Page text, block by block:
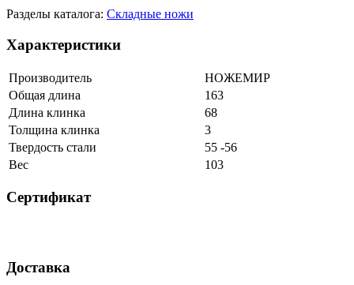
Разделы каталога: Складные ножи
Характеристики
Производитель
НОЖЕМИР
Общая длина
163
Длина клинка
68
Толщина клинка
3
Твердость стали
55 -56
Вес
103
Сертификат
Доставка